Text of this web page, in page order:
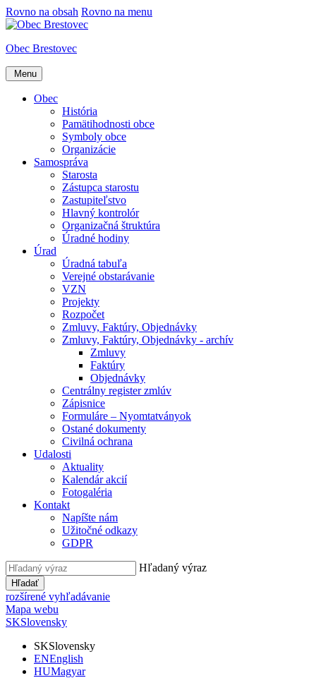
Rovno na obsah Rovno na menu
Obec Brestovec
Menu
Obec
História
Pamätihodnosti obce
Symboly obce
Organizácie
Samospráva
Starosta
Zástupca starostu
Zastupiteľstvo
Hlavný kontrolór
Organizačná štruktúra
Úradné hodiny
Úrad
Úradná tabuľa
Verejné obstarávanie
VZN
Projekty
Rozpočet
Zmluvy, Faktúry, Objednávky
Zmluvy, Faktúry, Objednávky - archív
Zmluvy
Faktúry
Objednávky
Centrálny register zmlúv
Zápisnice
Formuláre – Nyomtatványok
Ostané dokumenty
Civilná ochrana
Udalosti
Aktuality
Kalendár akcií
Fotogaléria
Kontakt
Napíšte nám
Užitočné odkazy
GDPR
Hľadaný výraz
Hľadať
rozšírené vyhľadávanie
Mapa webu
SKSlovensky
SKSlovensky
ENEnglish
HUMagyar